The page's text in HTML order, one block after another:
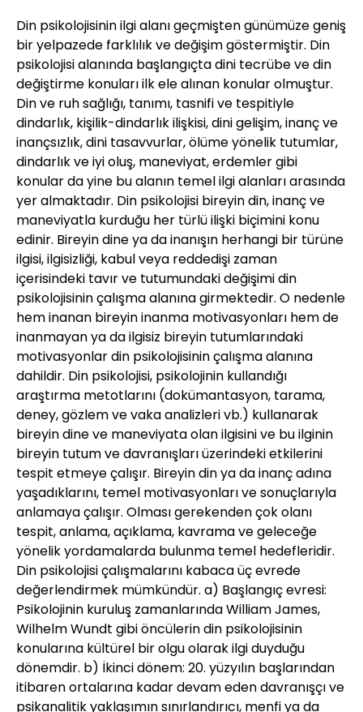
Din psikolojisinin ilgi alanı geçmişten günümüze geniş
bir yelpazede farklılık ve değişim göstermiştir. Din
psikolojisi alanında başlangıçta dini tecrübe ve din
değiştirme konuları ilk ele alınan konular olmuştur.
Din ve ruh sağlığı, tanımı, tasnifi ve tespitiyle
dindarlık, kişilik-dindarlık ilişkisi, dini gelişim, inanç ve
inançsızlık, dini tasavvurlar, ölüme yönelik tutumlar,
dindarlık ve iyi oluş, maneviyat, erdemler gibi
konular da yine bu alanın temel ilgi alanları arasında
yer almaktadır. Din psikolojisi bireyin din, inanç ve
maneviyatla kurduğu her türlü ilişki biçimini konu
edinir. Bireyin dine ya da inanışın herhangi bir türüne
ilgisi, ilgisizliği, kabul veya reddedişi zaman
içerisindeki tavır ve tutumundaki değişimi din
psikolojisinin çalışma alanına girmektedir. O nedenle
hem inanan bireyin inanma motivasyonları hem de
inanmayan ya da ilgisiz bireyin tutumlarındaki
motivasyonlar din psikolojisinin çalışma alanına
dahildir. Din psikolojisi, psikolojinin kullandığı
araştırma metotlarını (dokümantasyon, tarama,
deney, gözlem ve vaka analizleri vb.) kullanarak
bireyin dine ve maneviyata olan ilgisini ve bu ilginin
bireyin tutum ve davranışları üzerindeki etkilerini
tespit etmeye çalışır. Bireyin din ya da inanç adına
yaşadıklarını, temel motivasyonları ve sonuçlarıyla
anlamaya çalışır. Olması gerekenden çok olanı
tespit, anlama, açıklama, kavrama ve geleceğe
yönelik yordamalarda bulunma temel hedefleridir.
Din psikolojisi çalışmalarını kabaca üç evrede
değerlendirmek mümkündür. a) Başlangıç evresi:
Psikolojinin kuruluş zamanlarında William James,
Wilhelm Wundt gibi öncülerin din psikolojisinin
konularına kültürel bir olgu olarak ilgi duyduğu
dönemdir. b) İkinci dönem: 20. yüzyılın başlarından
itibaren ortalarına kadar devam eden davranışçı ve
psikanalitik yaklaşımın sınırlandırıcı, menfi ya da